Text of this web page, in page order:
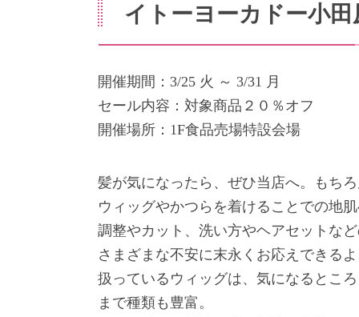
イトーヨーカドー小
開催期間：3/25 火 ～ 3/31 月
セール内容：対象商品２０％オフ
開催場所：1F食品売場特設会場
髪が気になったら、ぜひ当店へ。もち
ウィッグやかつらを着けることでの地
調整やカット、洗い方やヘアセットな
さまざまな不安に末永くお応えできる
扱っているウィッグは、気になるとこ
まで種類も豊富。